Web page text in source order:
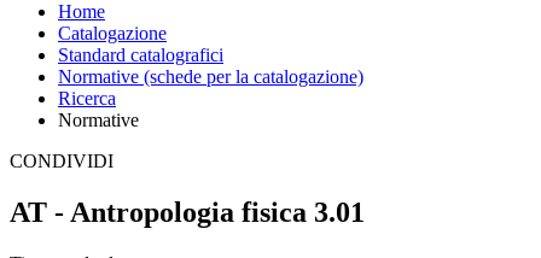
Home
Catalogazione
Standard catalografici
Normative (schede per la catalogazione)
Ricerca
Normative
CONDIVIDI
AT - Antropologia fisica 3.01